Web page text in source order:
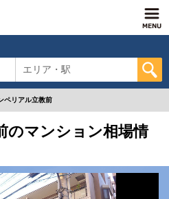
エリア・駅
ペリアル立教前
のマンション相場情